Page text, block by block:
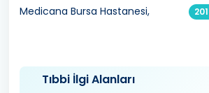
Medicana Bursa Hastanesi,
Tıbbi İlgi Alanları